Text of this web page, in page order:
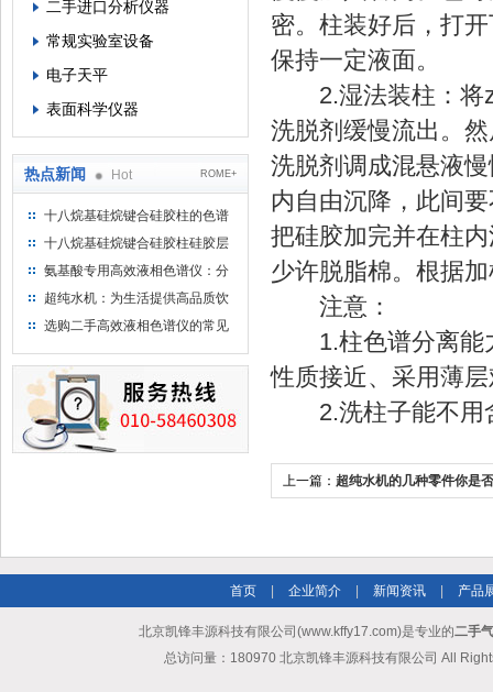
二手进口分析仪器
常规实验室设备
电子天平
表面科学仪器
热点新闻 Hot ROME+
十八烷基硅烷键合硅胶柱的色谱
方法浅述
十八烷基硅烷键合硅胶柱硅胶层
析时如何装柱
氨基酸专用高效液相色谱仪：分
析氨基酸的仪器
超纯水机：为生活提供高品质饮
用水
选购二手高效液相色谱仪的常见
密。柱装好后，打
保持一定液面。
2.湿法装柱：将
洗脱剂缓慢流出。
洗脱剂调成混悬液
内自由沉降，此间
把硅胶加完并在柱
少许脱脂棉。根据
注意：
1.柱色谱分离能力
性质接近、采用薄
2.洗柱子能不用
上一篇： 超纯水机的几种零件你是
首页 企业简介 新闻资讯 产品
北京凯锋丰源科技有限公司(www.kffy17.com)是专业的二手
总访问量：180970 北京凯锋丰源科技有限公司 All